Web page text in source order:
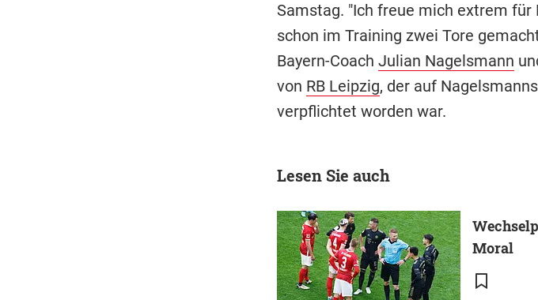
Samstag. "Ich freue mich extrem
schon im Training zwei Tore
Bayern-Coach Julian Nagelsmann
von RB Leipzig, der auf
verpflichtet worden war.
Lesen Sie auch
Moral